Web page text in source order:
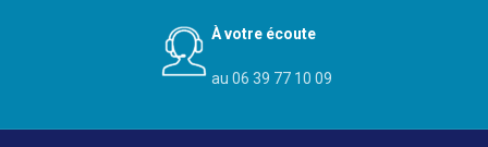
À votre écoute
au 06 39 77 10 09